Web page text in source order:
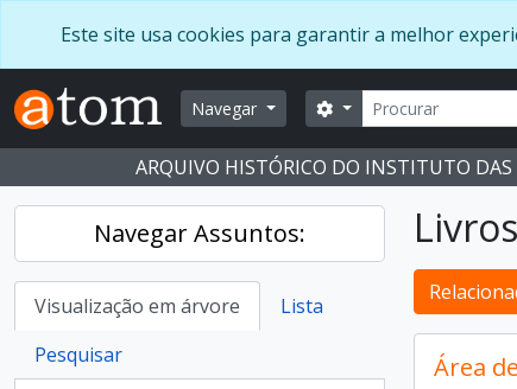
Este site usa cookies para garantir a melhor
Navegar Pesquisar
Opções de busca
ARQUIVO HISTÓRICO DO INSTITUTO DAS
Navegar Assuntos:
Visualização em árvore
Lista
Pesquisar
Livros
Área